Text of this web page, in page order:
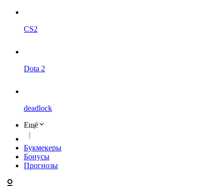
CS2
Dota 2
deadlock
Ещё
Букмекеры
Бонусы
Прогнозы